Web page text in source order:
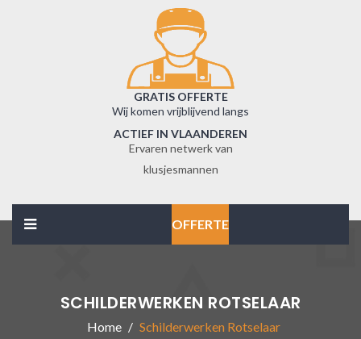
GRATIS OFFERTE
Wij komen vrijblijvend langs
ACTIEF IN VLAANDEREN
Ervaren netwerk van
klusjesmannen
OFFERTE
SCHILDERWERKEN ROTSELAAR
Home Schilderwerken Rotselaar